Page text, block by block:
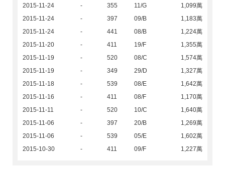
2015-11-24
- 355 11/G
1,099萬
2015-11-24
- 397 09/B
1,183萬
2015-11-24
- 441 08/B
1,224萬
2015-11-20
- 411 19/F
1,355萬
2015-11-19
- 520 08/C
1,574萬
2015-11-19
- 349 29/D
1,327萬
2015-11-18
- 539 08/E
1,642萬
2015-11-16
- 411 08/F
1,170萬
2015-11-11
- 520 10/C
1,640萬
2015-11-06
- 397 20/B
1,269萬
2015-11-06
- 539 05/E
1,602萬
2015-10-30
- 411 09/F 1,227萬